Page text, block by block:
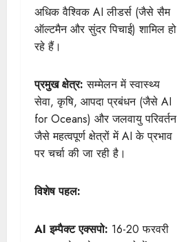
अधिक वैश्विक AI लीडर्स (जैसे सैम
ऑल्टमैन और सुंदर पिचाई) शामिल हो
रहे हैं।
प्रमुख क्षेत्र: सम्मेलन में स्वास्थ्य
सेवा, कृषि, आपदा प्रबंधन (जैसे AI
for Oceans) और जलवायु परिवर्तन
जैसे महत्वपूर्ण क्षेत्रों में AI के प्रभाव
पर चर्चा की जा रही है।
विशेष पहल:
AI इम्पैक्ट एक्सपो: 16-20 फरवरी